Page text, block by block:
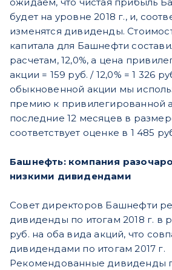
будет на уровне 2018 г., и,
изменятся дивиденды.
капитала для Башнефти
расчетам, 12,0%, а цена
акции = 159 руб. / 12,0% = 1 326
обыкновенной акции мы
премию к привилегированной
последние 12 месяцев в
соответствует оценке в 1 485
Башнефть: компания
низкими дивидендами
Совет директоров Башнефти
дивиденды по итогам 2018 г. в
руб. на оба вида акций, что
дивидендами по итогам 2017 г.
Рекомендованные дивиденды